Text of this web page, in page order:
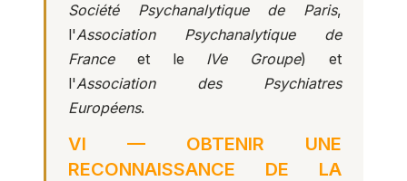
Société Psychanalytique de Paris,
l'Association Psychanalytique de
Franceet le IVe Groupe) et
l'Association des Psychiatres
Européens.
VI — OBTENIR UNE
RECONNAISSANCE DE LA